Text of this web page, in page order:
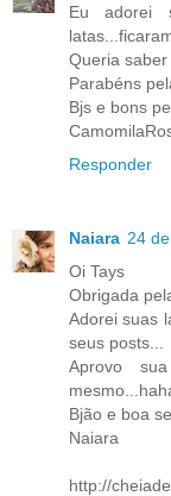
Eu adorei
Queria
Parabéns
Bjs e bons
Responder
Naiara 24
Oi Tays
Obrigada
Adorei suas
seus posts...
Aprovo
Bjão e boa
Naiara
http://